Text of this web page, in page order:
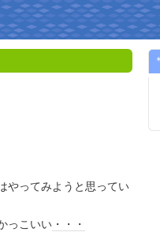
やってみようと思ってい
っこいい ・・・